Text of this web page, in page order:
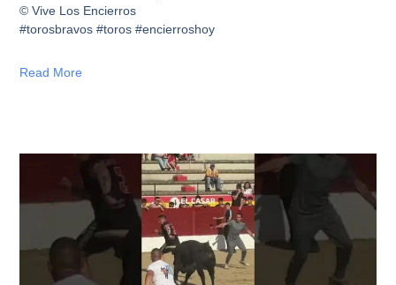
© Vive Los Encierros
#torosbravos #toros #encierroshoy
Read More